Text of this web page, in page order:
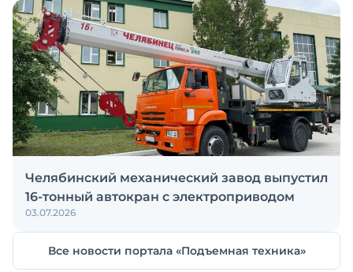
Челябинский механический завод выпустил
16-тонный автокран с электроприводом
03.07.2026
Все новости портала «Подъемная техника»